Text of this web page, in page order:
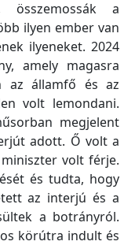
összemossák a
ilyen ember van
ilyeneket. 2024
amely magasra
az államfő és az
volt lemondani.
megjelent
adott. Ő volt a
volt férje.
és tudta, hogy
az interjú és a
a botrányról.
körútra indult és